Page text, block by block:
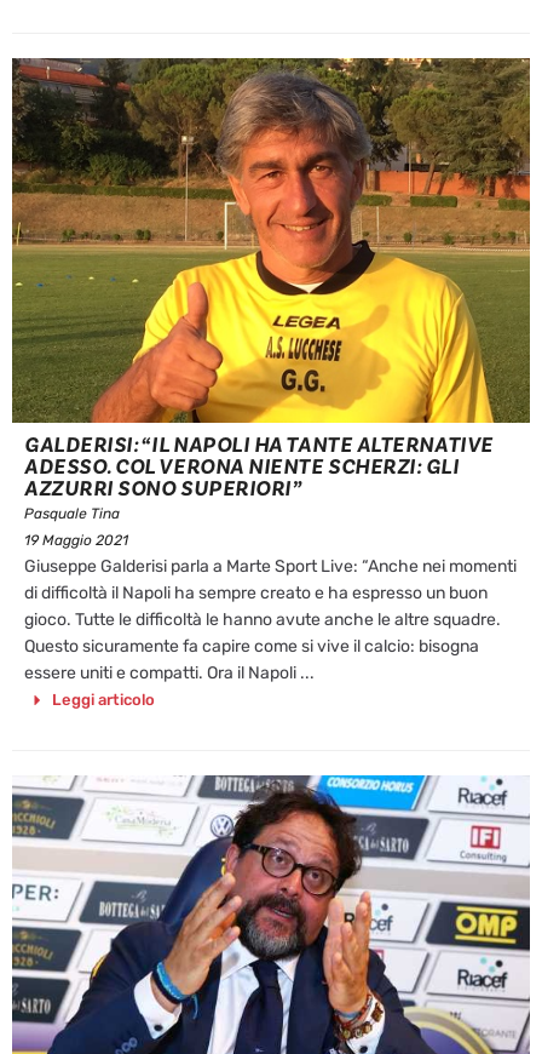
GALDERISI: “IL NAPOLI HA TANTE ALTERNATIVE
ADESSO. COL VERONA NIENTE SCHERZI: GLI
AZZURRI SONO SUPERIORI”
Pasquale Tina
19 Maggio 2021
Giuseppe Galderisi parla a Marte Sport Live: “Anche nei momenti
di difficoltà il Napoli ha sempre creato e ha espresso un buon
gioco. Tutte le difficoltà le hanno avute anche le altre squadre.
Questo sicuramente fa capire come si vive il calcio: bisogna
essere uniti e compatti. Ora il Napoli ...
Leggi articolo